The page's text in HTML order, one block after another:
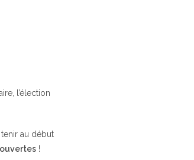
l’élection
au début
!